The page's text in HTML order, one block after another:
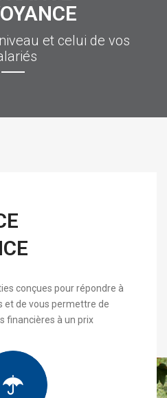
et celui de vos
conçues pour répondre à
et de vous permettre de
financières à un prix